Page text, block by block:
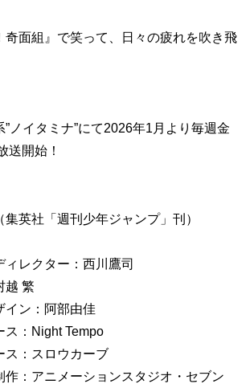
奇面組』で笑って、日々の疲れを吹き飛
ノイタミナ”にて2026年1月より毎週金
送開始！
英社「週刊少年ジャンプ」刊）
ィレクター：西川鷹司
越 繁
イン：阿部由佳
ス：Night Tempo
ス：スロウカーブ
作：アニメーションスタジオ・セブン